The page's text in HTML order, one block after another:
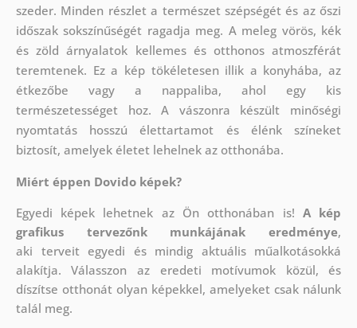
szeder. Minden részlet a természet szépségét és az őszi
időszak sokszínűségét ragadja meg. A meleg vörös, kék
és zöld árnyalatok kellemes és otthonos atmoszférát
teremtenek. Ez a kép tökéletesen illik a konyhába, az
étkezőbe vagy a nappaliba, ahol egy kis
természetességet hoz. A vászonra készült minőségi
nyomtatás hosszú élettartamot és élénk színeket
biztosít, amelyek életet lehelnek az otthonába.
Miért éppen Dovido képek?
Egyedi képek lehetnek az Ön otthonában is! A kép
grafikus tervezőnk munkájának eredménye,
aki terveit egyedi és mindig aktuális műalkotásokká
alakítja. Válasszon az eredeti motívumok közül, és
díszítse otthonát olyan képekkel, amelyeket csak nálunk
talál meg.